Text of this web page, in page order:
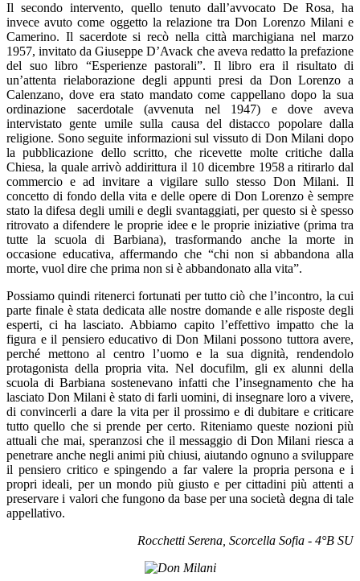
Il secondo intervento, quello tenuto dall’avvocato De Rosa, ha
invece avuto come oggetto la relazione tra Don Lorenzo Milani e
Camerino. Il sacerdote si recò nella città marchigiana nel marzo
1957, invitato da Giuseppe D’Avack che aveva redatto la prefazione
del suo libro “Esperienze pastorali”. Il libro era il risultato di
un’attenta rielaborazione degli appunti presi da Don Lorenzo a
Calenzano, dove era stato mandato come cappellano dopo la sua
ordinazione sacerdotale (avvenuta nel 1947) e dove aveva
intervistato gente umile sulla causa del distacco popolare dalla
religione. Sono seguite informazioni sul vissuto di Don Milani dopo
la pubblicazione dello scritto, che ricevette molte critiche dalla
Chiesa, la quale arrivò addirittura il 10 dicembre 1958 a ritirarlo dal
commercio e ad invitare a vigilare sullo stesso Don Milani. Il
concetto di fondo della vita e delle opere di Don Lorenzo è sempre
stato la difesa degli umili e degli svantaggiati, per questo si è spesso
ritrovato a difendere le proprie idee e le proprie iniziative (prima tra
tutte la scuola di Barbiana), trasformando anche la morte in
occasione educativa, affermando che “chi non si abbandona alla
morte, vuol dire che prima non si è abbandonato alla vita”.
Possiamo quindi ritenerci fortunati per tutto ciò che l’incontro, la cui
parte finale è stata dedicata alle nostre domande e alle risposte degli
esperti, ci ha lasciato. Abbiamo capito l’effettivo impatto che la
figura e il pensiero educativo di Don Milani possono tuttora avere,
perché mettono al centro l’uomo e la sua dignità, rendendolo
protagonista della propria vita. Nel docufilm, gli ex alunni della
scuola di Barbiana sostenevano infatti che l’insegnamento che ha
lasciato Don Milani è stato di farli uomini, di insegnare loro a vivere,
di convincerli a dare la vita per il prossimo e di dubitare e criticare
tutto quello che si prende per certo. Riteniamo queste nozioni più
attuali che mai, speranzosi che il messaggio di Don Milani riesca a
penetrare anche negli animi più chiusi, aiutando ognuno a sviluppare
il pensiero critico e spingendo a far valere la propria persona e i
propri ideali, per un mondo più giusto e per cittadini più attenti a
preservare i valori che fungono da base per una società degna di tale
appellativo.
Rocchetti Serena, Scorcella Sofia - 4°B SU